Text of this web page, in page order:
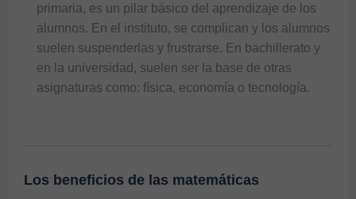
primaria, es un pilar básico del aprendizaje de los
alumnos. En el instituto, se complican y los alumnos
suelen suspenderlas y frustrarse. En bachillerato y
en la universidad, suelen ser la base de otras
asignaturas como: física, economía o tecnología.
Los beneficios de las matemáticas